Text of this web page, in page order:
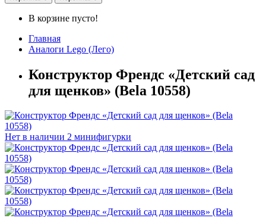
В корзине пусто!
Главная
Аналоги Lego (Лего)
Конструктор Френдс «Детский сад
для щенков» (Bela 10558)
Нет в наличии 2 минифигурки